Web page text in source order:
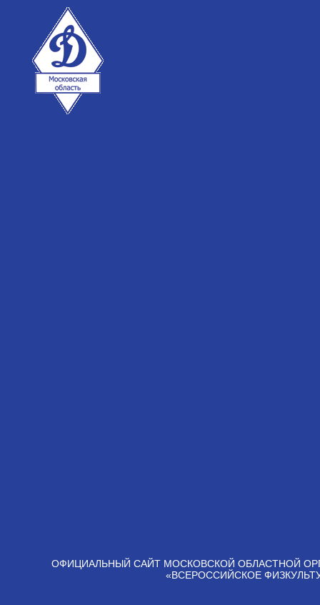
ОФИЦИАЛЬНЫЙ САЙТ МОСКОВСКОЙ ОБЛАСТНОЙ
«ВСЕРОССИЙСКОЕ